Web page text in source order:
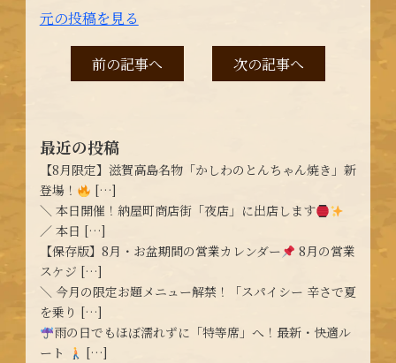
元の投稿を見る
前の記事へ 次の記事へ
最近の投稿
【8月限定】滋賀高島名物「かしわのとんちゃん焼き」新
登場！
[…]
＼ 本日開催！納屋町商店街「夜店」に出店します
／ 本日 […]
【保存版】8月・お盆期間の営業カレンダー
8月の営業
スケジ […]
＼ 今月の限定お題メニュー解禁！「スパイシー 辛さで夏
を乗り […]
雨の日でもほぼ濡れずに「特等席」へ！最新・快適ル
ート
[…]